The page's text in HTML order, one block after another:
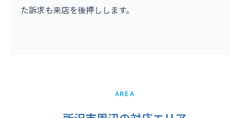
た訴求も来店を後押しします。
AREA